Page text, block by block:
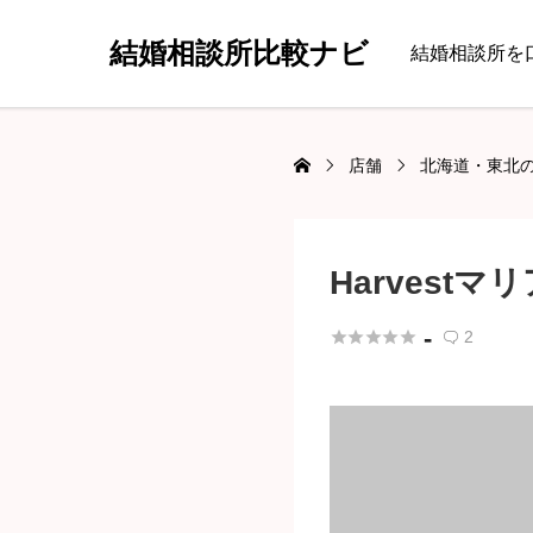
結婚相談所比較ナビ 結婚相談所を
店舗 北海道・東北
Harvestマリ
 -  2